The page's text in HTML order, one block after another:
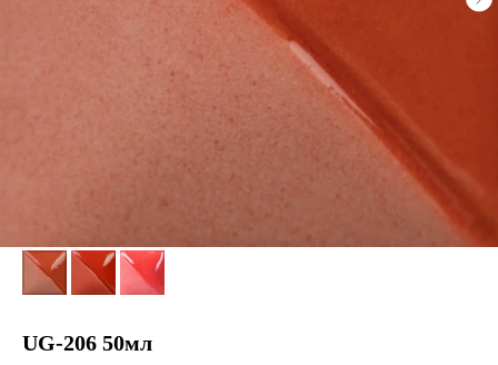
UG-206 50мл